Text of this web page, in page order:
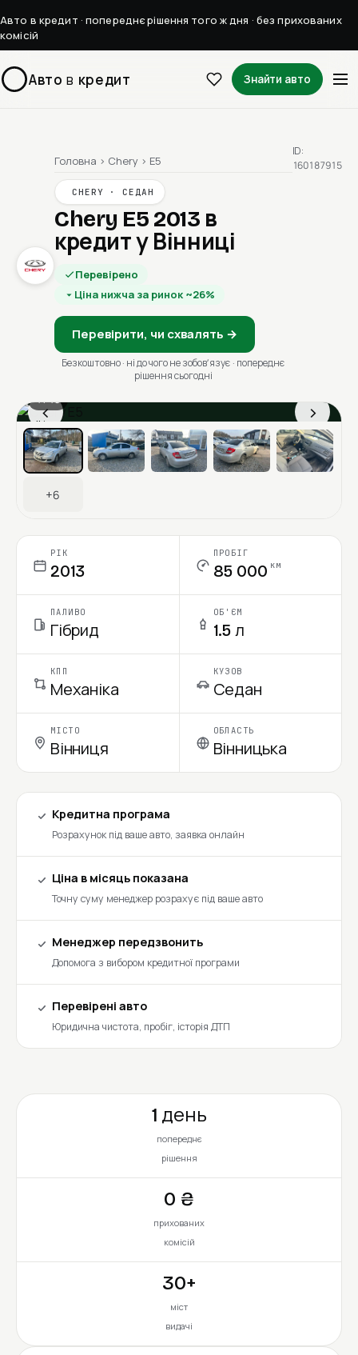
Авто в кредит · попереднє рішення того ж дня · без прихованих
комісій
Авто в кредит Знайти авто
Головна › Chery › E5
CHERY · СЕДАН
Chery E5 2013 в
кредит у Вінниці
Перевірено
Ціна нижча за ринок ~26%
Перевірити, чи схвалять →
Безкоштовно · ні до чого не зобовʼязує · попереднє
рішення сьогодні
ID:
160187915
‹ ›
1 / 13
Ціна в місяць
+6
РІК
2013
ПРОБІГ
85 000 км
ПАЛИВО
Гібрид
ОБ'ЄМ
1.5 л
КПП
Механіка
КУЗОВ
Седан
МІСТО
Вінниця
ОБЛАСТЬ
Вінницька
Кредитна програма
Розрахунок під ваше авто, заявка онлайн
Ціна в місяць показана
Точну суму менеджер розрахує під ваше авто
Менеджер передзвонить
Допомога з вибором кредитної програми
Перевірені авто
Юридична чистота, пробіг, історія ДТП
1 день
попереднє
рішення
0 ₴
прихованих
комісій
30+
міст
видачі